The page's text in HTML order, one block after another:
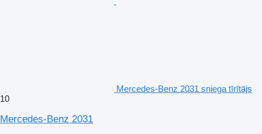
Mercedes-Benz 2031 sniega tīrītājs
10
Mercedes-Benz 2031